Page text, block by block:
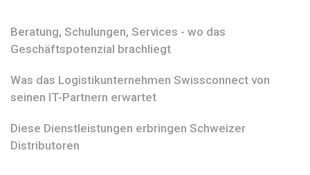
Beratung, Schulungen, Services - wo das
Geschäftspotenzial brachliegt
Was das Logistikunternehmen Swissconnect von
seinen IT-Partnern erwartet
Diese Dienstleistungen erbringen Schweizer
Distributoren